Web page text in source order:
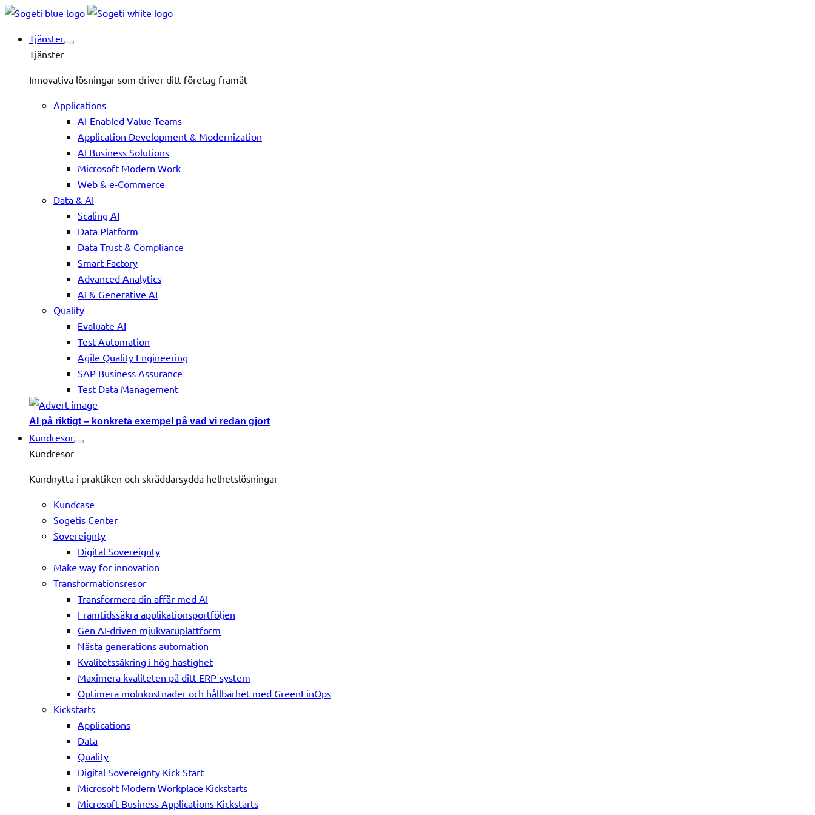
Tjänster
Tjänster
Innovativa lösningar som driver ditt företag framåt
Applications
AI-Enabled Value Teams
Application Development & Modernization
AI Business Solutions
Microsoft Modern Work
Web & e-Commerce
Data & AI
Scaling AI
Data Platform
Data Trust & Compliance
Smart Factory
Advanced Analytics
AI & Generative AI
Quality
Evaluate AI
Test Automation
Agile Quality Engineering
SAP Business Assurance
Test Data Management
AI på riktigt – konkreta exempel på vad vi redan gjort
Kundresor
Kundresor
Kundnytta i praktiken och skräddarsydda helhetslösningar
Kundcase
Sogetis Center
Sovereignty
Digital Sovereignty
Make way for innovation
Transformationsresor
Transformera din affär med AI
Framtidssäkra applikationsportföljen
Gen AI-driven mjukvaruplattform
Nästa generations automation
Kvalitetssäkring i hög hastighet
Maximera kvaliteten på ditt ERP-system
Optimera molnkostnader och hållbarhet med GreenFinOps
Kickstarts
Applications
Data
Quality
Digital Sovereignty Kick Start
Microsoft Modern Workplace Kickstarts
Microsoft Business Applications Kickstarts